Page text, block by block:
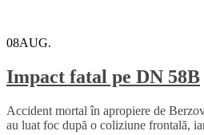
08AUG.
Impact fatal pe DN 58B
Accident mortal în apropiere de
au luat foc după o coliziune frontală,